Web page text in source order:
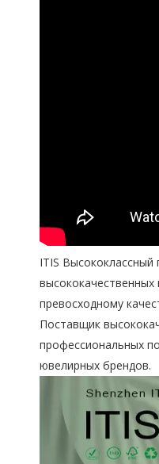
ITIS
превосходному
Поставщик
профессиональных
ювелирных брендов.